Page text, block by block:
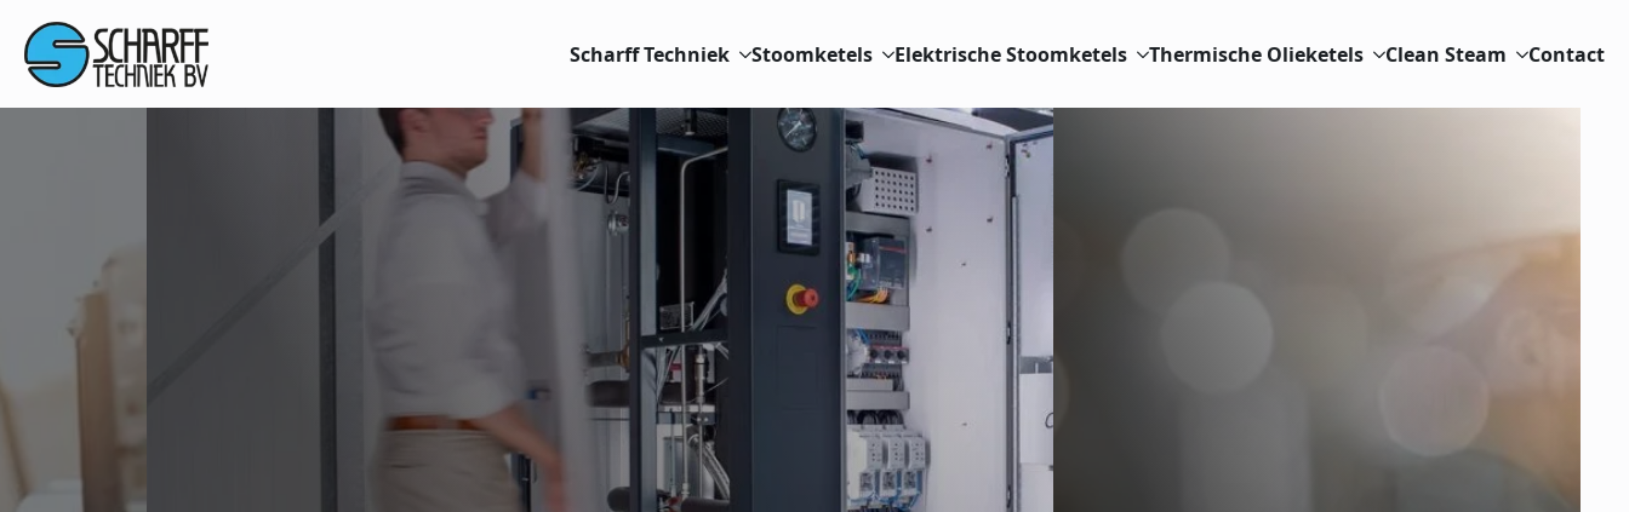
Scharff Techniek Stoomketels Elektrische Stoomketels Thermische Olieketels Clean Steam Contact